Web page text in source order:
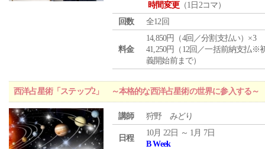
時間変更（1日2コマ）
回数
全12回
料金
14,850円（4回／分割支払い）×3
41,250円（12回／一括前納支払※
義開始前まで）
西洋占星術「ステップ2」 ～本格的な西洋占星術の世界に参入する～
講師 狩野 みどり
日程
10月 22日 ～ 1月 7日
B Week